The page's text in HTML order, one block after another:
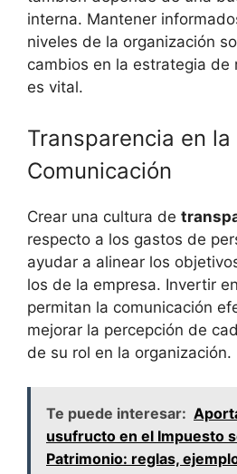
interna. Mantener
niveles de la organización
cambios en la estrategia de
es vital.
Transparencia en la
Comunicación
Crear una cultura de
respecto a los gastos de
ayudar a alinear los
los de la empresa. Invertir
permitan la comunicación
mejorar la percepción de
de su rol en la organización.
Te puede interesar:
usufructo en el Impuesto
Patrimonio: reglas,